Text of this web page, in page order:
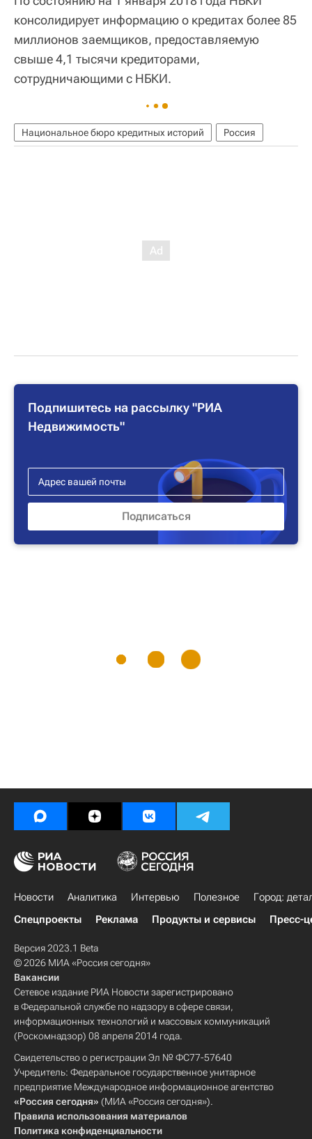
консолидирует информацию о кредитах более 85
миллионов заемщиков, предоставляемую
свыше 4,1 тысячи кредиторами,
сотрудничающими с НБКИ.
Национальное бюро кредитных историй Россия
Подпишитесь на рассылку "РИА
Недвижимость"
Новости Аналитика Интервью Полезное
Город:
Спецпроекты
Реклама Продукты и сервисы Пресс-
Версия 2023.1 Beta
© 2026 МИА «Россия сегодня»
Вакансии
Сетевое издание РИА Новости зарегистрировано
в Федеральной службе по надзору в сфере связи,
информационных технологий и массовых коммуникаций
(Роскомнадзор) 08 апреля 2014 года.
Свидетельство о регистрации Эл № ФС77-57640
Учредитель: Федеральное государственное унитарное
предприятие Международное информационное агентство
«Россия сегодня» (МИА «Россия сегодня»).
Правила использования материалов
Политика конфиденциальности